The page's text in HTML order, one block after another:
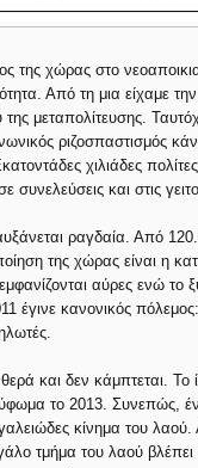
της χώρας στο
Από τη μια είχαμε
της μεταπολίτευσης.
ριζοσπαστισμός
χιλιάδες
και στις
ραγδαία. Από
της χώρας είναι η
αύρες ενώ το
έγινε κανονικός
και δεν κάμπτεται. Το
το 2013. Συνεπώς,
κίνημα του
τμήμα του λαού βλέπει